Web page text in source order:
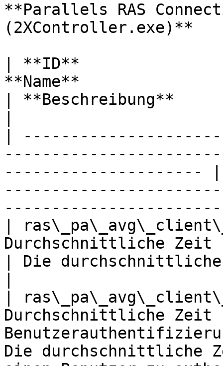
**Parallels RAS
(2XController.exe)**
| **ID**
**Name**
| **Beschreibung**
|
---------------------
|
Durchschnittliche Zeit
| Die
|
Durchschnittliche
Die durchschnittliche